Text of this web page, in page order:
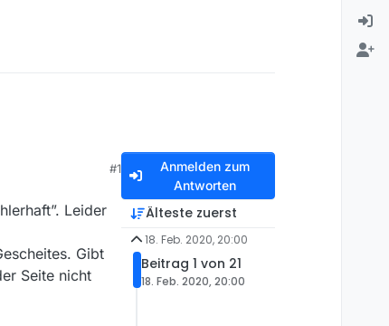
#1
Leider
Gibt
Seite nicht
Anmelden zum
Antworten
Älteste zuerst
18. Feb. 2020, 20:00
Beitrag 1 von 21
18. Feb. 2020, 20:00